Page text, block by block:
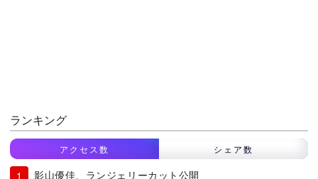
ランキング
アクセス数 シェア数
影山優佳、ランジェリーカット公開